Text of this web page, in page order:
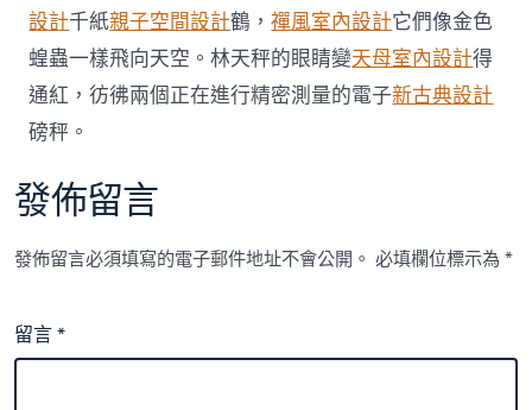
設計千紙親子空間設計鶴，禪風室內設計它們像金色
蝗蟲一樣飛向天空。林天秤的眼睛變天母室內設計得
通紅，彷彿兩個正在進行精密測量的電子新古典設計
磅秤。
發佈留言
發佈留言必須填寫的電子郵件地址不會公開。 必填欄位標示為*
留言*